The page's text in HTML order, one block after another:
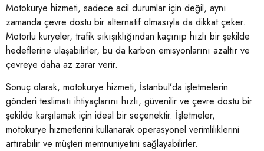
Motokurye hizmeti, sadece acil durumlar için değil, aynı
zamanda çevre dostu bir alternatif olmasıyla da dikkat çeker.
Motorlu kuryeler, trafik sıkışıklığından kaçınıp hızlı bir şekilde
hedeflerine ulaşabilirler, bu da karbon emisyonlarını azaltır ve
çevreye daha az zarar verir.
Sonuç olarak, motokurye hizmeti, İstanbul’da işletmelerin
gönderi teslimatı ihtiyaçlarını hızlı, güvenilir ve çevre dostu bir
şekilde karşılamak için ideal bir seçenektir. İşletmeler,
motokurye hizmetlerini kullanarak operasyonel verimliliklerini
artırabilir ve müşteri memnuniyetini sağlayabilirler.